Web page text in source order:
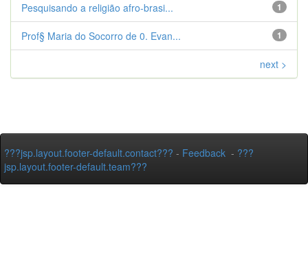
1
Pesquisando a religião afro-brasi...
1
Prof§ Maria do Socorro de 0. Evan...
next >
???jsp.layout.footer-default.contact??? - Feedback - ???
jsp.layout.footer-default.team???